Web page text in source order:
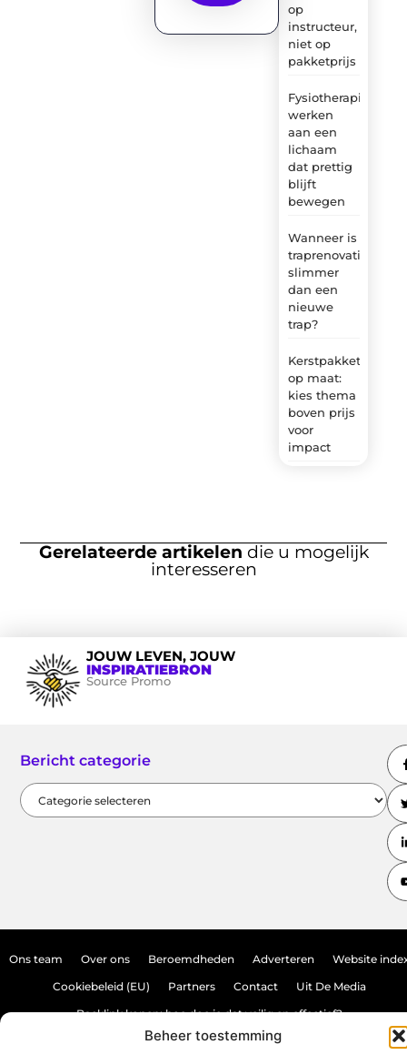
Beheer toestemming
op
instructeur,
niet op
pakketprijs
Fysiotherapie:
werken
aan een
lichaam
dat prettig
blijft
bewegen
Wanneer is
traprenovatie
slimmer
dan een
nieuwe
trap?
Kerstpakket
op maat:
kies thema
boven prijs
voor
impact
Gerelateerde artikelen die u mogelijk
interesseren
JOUW LEVEN, JOUW
INSPIRATIEBRON
Source Promo
Bericht categorie
Ons team Over ons Beroemdheden Adverteren Website
Cookiebeleid (EU) Partners Contact Uit De Media
Backlink kopen: hoe doe je dat veilig en effectief?
Verdien geld met je website: haal het maximale uit je online